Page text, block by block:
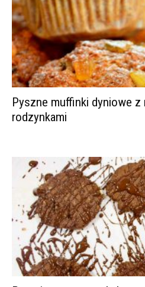
Pyszne muffinki dyniowe z
rodzynkami